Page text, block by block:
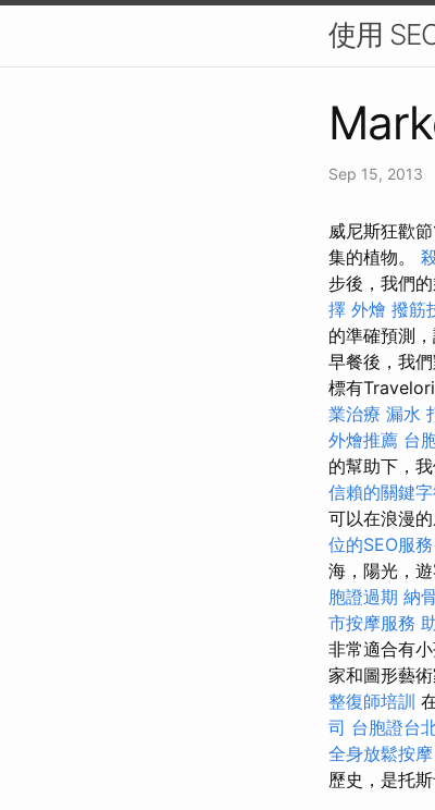
使用
Sep 15, 2013
威尼斯狂歡
集的植物。
步後，我們
擇 外燴 撥筋
的準確預測
早餐後，我
標有
業治療 漏水
外燴推薦 台
的幫助下，
信賴的關鍵
可以在浪漫
位的SEO服
海，陽光，
胞證過期 納
市按摩服務
非常適合有
家和圖形藝
整復師培訓
司 台胞證台
全身放鬆按摩
歷史，是托